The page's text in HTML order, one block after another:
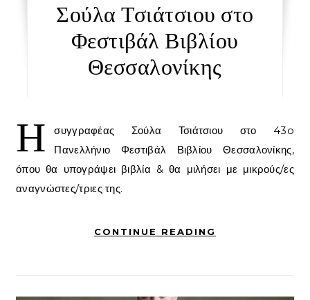
Σούλα Τσιάτσιου στο
Φεστιβάλ Βιβλίου
Θεσσαλονίκης
Η
συγγραφέας Σούλα Τσιάτσιου στο 43o
Πανελλήνιο Φεστιβάλ Βιβλίου Θεσσαλονίκης,
όπου θα υπογράψει βιβλία & θα μιλήσει με μικρούς/ες
αναγνώστες/τριες της.
CONTINUE READING